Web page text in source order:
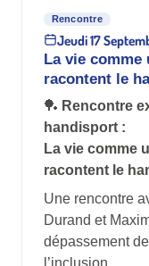
Rencontre
Jeudi 17
La vie
racontent le
🏓 Rencontre
handisport :
La vie comme
racontent le
Une rencontre
Durand et
dépassement
l’inclusion.